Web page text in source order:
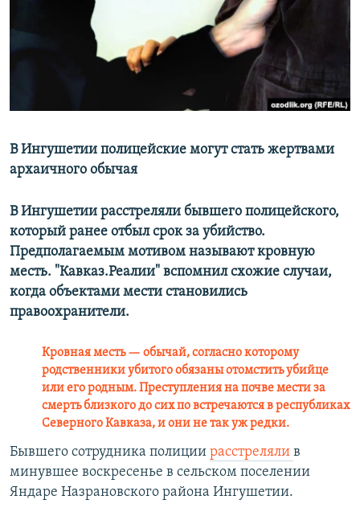
РАСПИСАНИЕ ВЕЩАНИЯ
ПОДПИШИТЕСЬ НА РАССЫЛКУ
В Ингушетии полицейские могут стать жертвами
архаичного обычая
В Ингушетии расстреляли бывшего полицейского,
который ранее отбыл срок за убийство.
Предполагаемым мотивом называют кровную
месть. "Кавказ.Реалии" вспомнил схожие случаи,
когда объектами мести становились
правоохранители.
Кровная месть — обычай, согласно которому
родственники убитого обязаны отомстить убийце
или его родным. Преступления на почве мести за
смерть близкого до сих по встречаются в республиках
Северного Кавказа, и они не так уж редки.
Бывшего сотрудника полиции расстреляли в
минувшее воскресенье в сельском поселении
Яндаре Назрановского района Ингушетии.